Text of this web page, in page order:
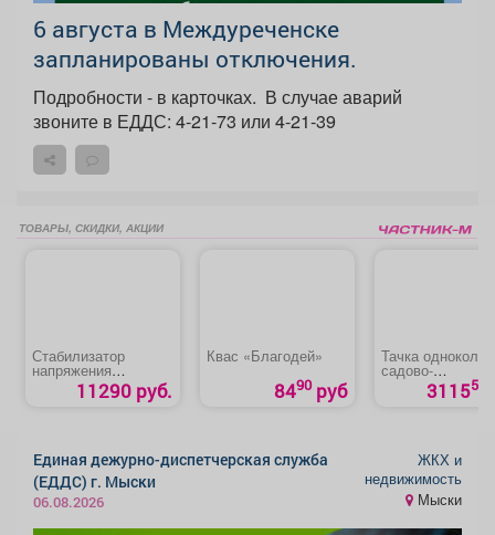
6 августа в Междуреченске
запланированы отключения.
Подробности - в карточках. ️ В случае аварий
звоните в ЕДДС: 4-21-73 или 4-21-39
ТОВАРЫ, СКИДКИ, АКЦИИ
Стабилизатор
напряжения
однофазный
«Ресанта АСН
11290 руб.
Квас «Благодей»
8490 руб
Тачка
садово-
строительная
«Palisad»311550
Единая дежурно-диспетчерская служба
(ЕДДС) г. Мыски
06.08.2026
ЖКХ и
недвижимость
Мыски